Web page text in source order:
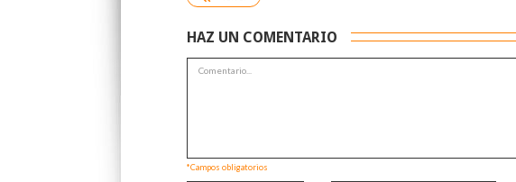
HAZ UN COMENTARIO
*Campos obligatorios